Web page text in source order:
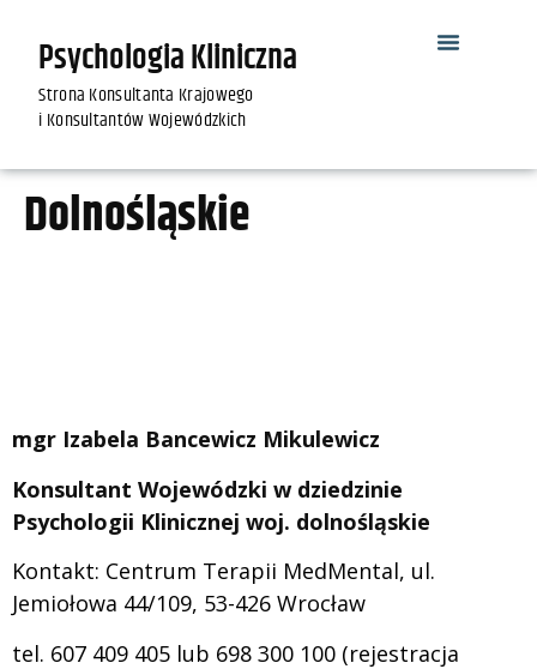
Psychologia Kliniczna
Strona Konsultanta Krajowego
i Konsultantów Wojewódzkich
Dolnośląskie
mgr Izabela Bancewicz Mikulewicz
Konsultant Wojewódzki w dziedzinie
Psychologii Klinicznej woj. dolnośląskie
Kontakt: Centrum Terapii MedMental, ul.
Jemiołowa 44/109, 53-426 Wrocław
tel. 607 409 405 lub 698 300 100 (rejestracja